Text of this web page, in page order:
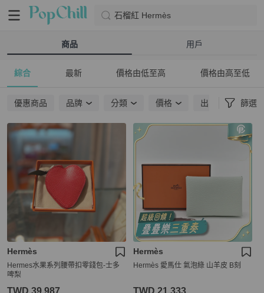
石榴紅 Hermès
商品 用戶
綜合 最新 價格由低至高 價格由高至低
優惠商品 品牌 分類 價格 出貨地點 篩選
Hermès
Hermes水果系列腰帶扣零錢包-士多
啤梨
TWD 39,987
Hermès
Hermès 愛馬仕 氣泡綠 山羊皮 B刻
TWD 21,333